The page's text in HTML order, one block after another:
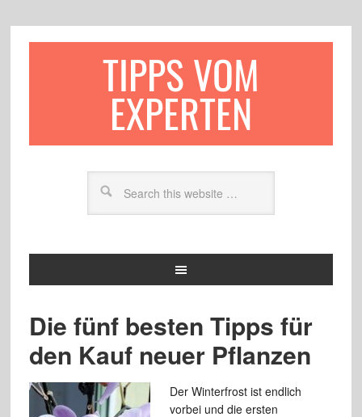
TIPPS VOM
EXPERTEN
Die fünf besten Tipps für
den Kauf neuer Pflanzen
Der Winterfrost ist endlich
vorbei und die ersten